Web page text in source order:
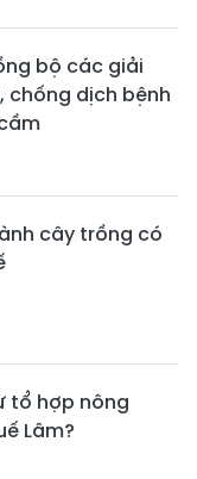
bộ các giải
chống dịch bệnh
cây trồng có
tổ hợp nông
Lâm?